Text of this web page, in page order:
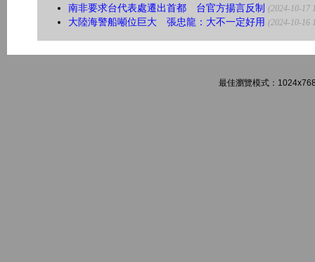
南非要求台代表處遷出首都 台官方揚言反制 (2024-10-17
大陸海警船噸位巨大 張忠龍：大不一定好用 (2024-10-16
最佳瀏覽模式：